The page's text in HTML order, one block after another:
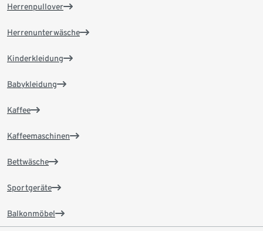
Herrenpullover
Herrenunterwäsche
Kinderkleidung
Babykleidung
Kaffee
Kaffeemaschinen
Bettwäsche
Sportgeräte
Balkonmöbel